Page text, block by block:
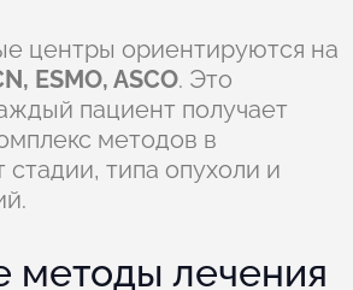
центры ориентируются на
ESMO, ASCO. Это
пациент получает
методов в
стадии, типа опухоли и
методы лечения